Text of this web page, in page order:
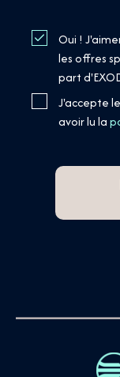
Oui !
les offres
part
J'accepte
avoir lu la